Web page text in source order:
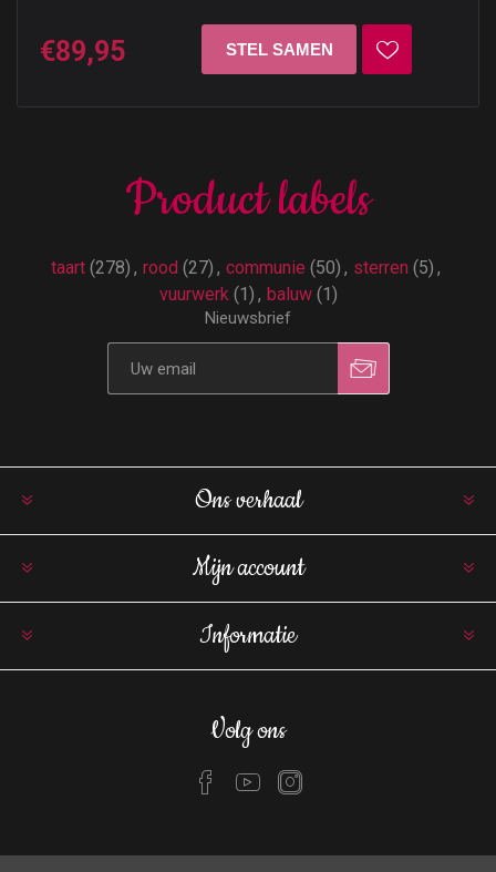
€89,95
Product labels
taart (278) , rood (27) , communie (50) , sterren (5) ,
vuurwerk (1) , baluw (1)
Nieuwsbrief
Ons verhaal
Mijn account
Informatie
Volg ons